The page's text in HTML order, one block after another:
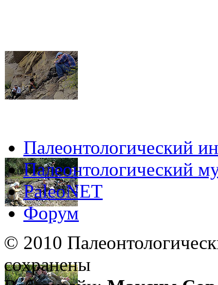
Палеонтологический
Палеонтологический
PaleoNET
Форум
© 2010
сохранены